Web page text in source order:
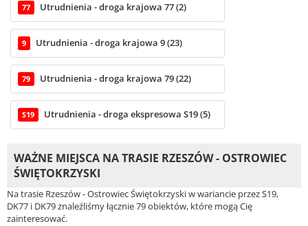
77 Utrudnienia - droga krajowa 77 (2)
9 Utrudnienia - droga krajowa 9 (23)
79 Utrudnienia - droga krajowa 79 (22)
S19 Utrudnienia - droga ekspresowa S19 (5)
WAŻNE MIEJSCA NA TRASIE RZESZÓW - OSTROWIEC
ŚWIĘTOKRZYSKI
Na trasie Rzeszów - Ostrowiec Świętokrzyski w wariancie przez S19,
DK77 i DK79 znaleźliśmy łącznie 79 obiektów, które mogą Cię
zainteresować.